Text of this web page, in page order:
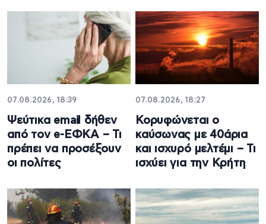
07.08.2026, 18:39
Ψεύτικα email δήθεν
από τον e-ΕΦΚΑ – Τι
πρέπει να προσέξουν
οι πολίτες
07.08.2026, 18:27
Κορυφώνεται ο
καύσωνας με 40άρια
και ισχυρό μελτέμι – Τι
ισχύει για την Κρήτη